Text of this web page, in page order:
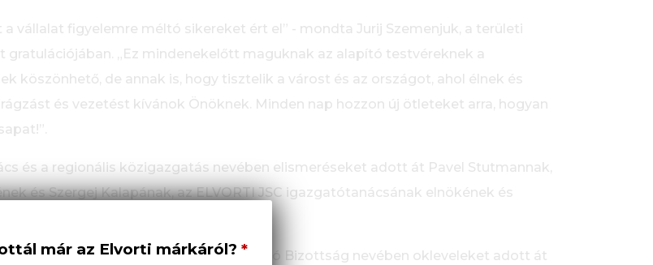
vállalat figyelemre méltó sikereket ért el” - mondta Jurij Szemenjuk, a területi
„Ez mindenekelőtt maguknak az alapító testvéreknek a
köszönhető, de annak is, hogy tisztelik a várost és az országot, ahol élnek és
és vezetést kívánok Önöknek. Minden nap hozzon új ötleteket arra, hogyan
és a regionális közigazgatás nevében elismeréseket adott át Pavel Stutmannak,
és Szergej Kalapának, az ELVORTI JSC igazgatótanácsának elnökének és
Városi Tanács és a Végrehajtó Bizottság nevében okleveleket adott át
már az Elvorti márkáról?